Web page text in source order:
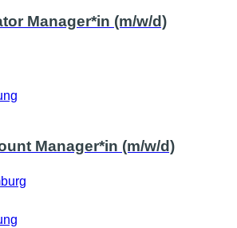
Manager*in (m/w/d)
Manager*in (m/w/d)